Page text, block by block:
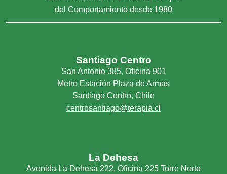
medica
Problemas escolares
del Comportamiento desde 1980
Santiago Centro
San Antonio 385, Oficina 901
Metro Estación Plaza de Armas
Santiago Centro, Chile
centrosantiago@terapia.cl
La Dehesa
Avenida La Dehesa 222, Oficina 225 Torre Norte